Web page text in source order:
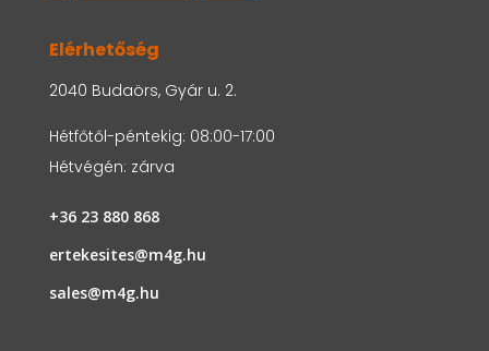
Elérhetőség
2040 Budaörs, Gyár u. 2.
Hétfőtől-péntekig: 08:00-17:00
Hétvégén: zárva
+36 23 880 868
ertekesites@m4g.hu
sales@m4g.hu